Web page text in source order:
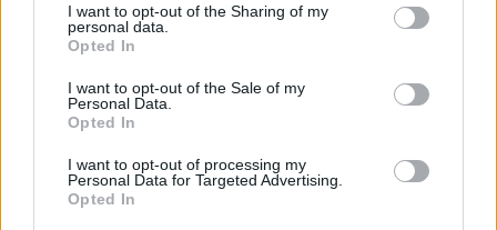
I want to opt-out of the Sharing of my
personal data.
Opted In
I want to opt-out of the Sale of my
Personal Data.
Opted In
I want to opt-out of processing my
Personal Data for Targeted Advertising.
Opted In